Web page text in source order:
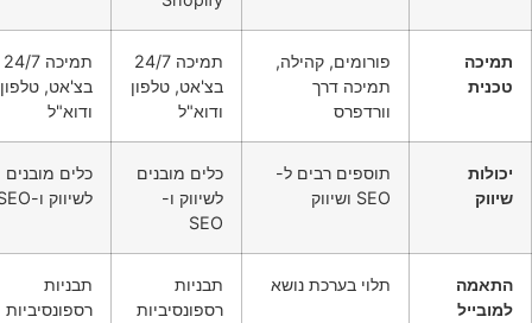
תמיכה
טכנית
פורומים, קהילה,
תמיכה דרך
וורדפרס
תמיכה 24/7
בצ'אט, טלפון
ודוא"ל
תמיכה 24/7
בצ'אט, טלפון
ודוא"ל
יכולות
שיווק
תוספים רבים ל-
SEO ושיווק
כלים מובנים
לשיווק ו-
SEO
כלים מובנים
לשיווק ו-SEO
התאמה
למובייל
תלוי בערכת נושא
תבניות
רספונסיביות
תבניות
רספונסיביות